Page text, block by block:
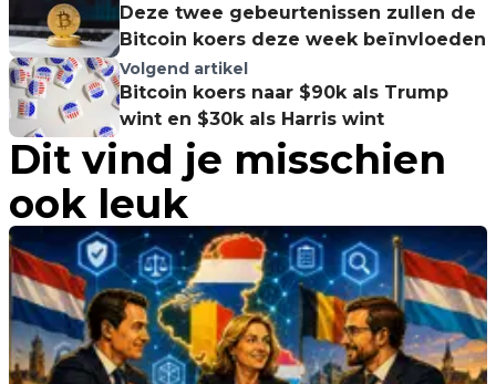
Deze twee gebeurtenissen zullen de
Bitcoin koers deze week beïnvloeden
Volgend artikel
Bitcoin koers naar $90k als Trump
wint en $30k als Harris wint
Dit vind je misschien
ook leuk